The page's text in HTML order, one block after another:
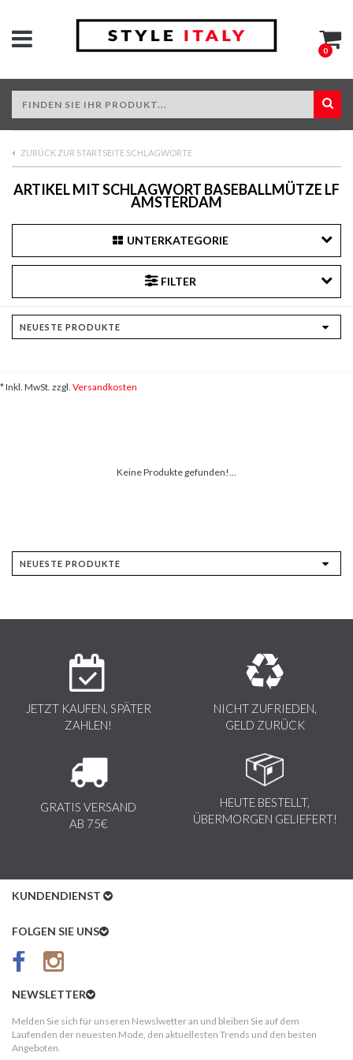
0
ZURÜCK ZUR STARTSEITE SCHLAGWORTE
ARTIKEL MIT SCHLAGWORT BASEBALLMÜTZE LF
AMSTERDAM
UNTERKATEGORIE
FILTER
* Inkl. MwSt. zzgl. Versandkosten
Keine Produkte gefunden!...
JETZT KAUFEN, SPÄTER
ZAHLEN!
NICHT ZUFRIEDEN,
GELD ZURÜCK
GRATIS VERSAND
AB 75€
HEUTE BESTELLT,
ÜBERMORGEN GELIEFERT!
KUNDENDIENST
Kundenservice
AGB
Kundeninformationen
FOLGEN SIE UNS
NEWSLETTER
Melden Sie sich für unseren Newslwetter an und bleiben Sie auf dem
Laufenden der neuesten Mode, den aktuellesten Trends und den besten
Angeboten.